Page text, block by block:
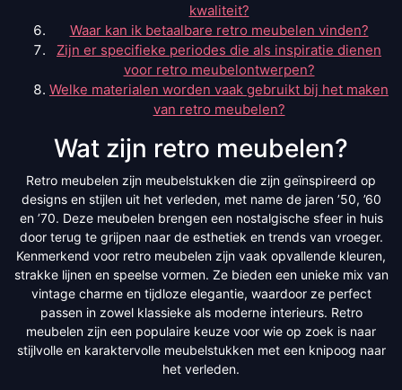
kwaliteit?
Waar kan ik betaalbare retro meubelen vinden?
Zijn er specifieke periodes die als inspiratie dienen
voor retro meubelontwerpen?
Welke materialen worden vaak gebruikt bij het maken
van retro meubelen?
Wat zijn retro meubelen?
Retro meubelen zijn meubelstukken die zijn geïnspireerd op
designs en stijlen uit het verleden, met name de jaren ’50, ’60
en ’70. Deze meubelen brengen een nostalgische sfeer in huis
door terug te grijpen naar de esthetiek en trends van vroeger.
Kenmerkend voor retro meubelen zijn vaak opvallende kleuren,
strakke lijnen en speelse vormen. Ze bieden een unieke mix van
vintage charme en tijdloze elegantie, waardoor ze perfect
passen in zowel klassieke als moderne interieurs. Retro
meubelen zijn een populaire keuze voor wie op zoek is naar
stijlvolle en karaktervolle meubelstukken met een knipoog naar
het verleden.